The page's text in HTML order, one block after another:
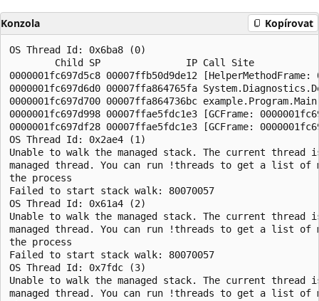
Konzola Kopírovat
OS Thread Id: 0x6ba8 (0)
        Child SP               IP Call Site
0000001fc697d5c8 00007ffb50d9de12
0000001fc697d6d0 00007ffa864765fa
0000001fc697d700 00007ffa864736bc
0000001fc697d998 00007ffae5fdc1e3 [GCFrame:
0000001fc697df28 00007ffae5fdc1e3 [GCFrame:
OS Thread Id: 0x2ae4 (1)
Unable to walk the managed stack. The current
managed thread. You can run !threads to get a list of
the process
Failed to start stack walk: 80070057
OS Thread Id: 0x61a4 (2)
Unable to walk the managed stack. The current
managed thread. You can run !threads to get a list of
the process
Failed to start stack walk: 80070057
OS Thread Id: 0x7fdc (3)
Unable to walk the managed stack. The current
managed thread. You can run !threads to get a list of